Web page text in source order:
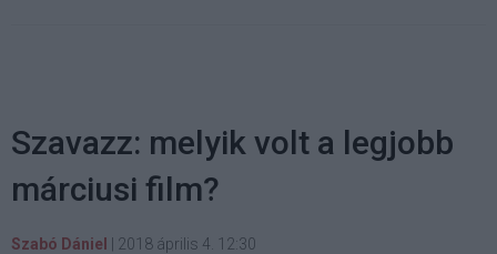
Szavazz: melyik volt a legjobb
márciusi film?
Szabó Dániel 2018 április 4. 12:30